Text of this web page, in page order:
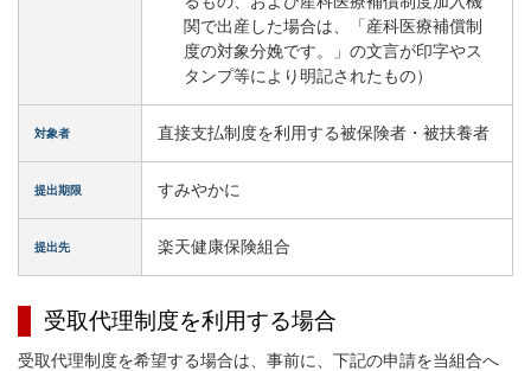
関で出産した場合は、「産科医療補償制
度の対象分娩です。」の文言が印字やス
タンプ等により明記されたもの）
対象者 直接支払制度を利用する被保険者・被扶養者
提出期限 すみやかに
提出先 楽天健康保険組合
受取代理制度を利用する場合
受取代理制度を希望する場合は、事前に、下記の申請を当組合へ